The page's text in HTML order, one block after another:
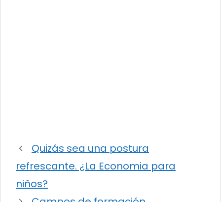
Quizás sea una postura
refrescante. ¿La Economia para
niños?